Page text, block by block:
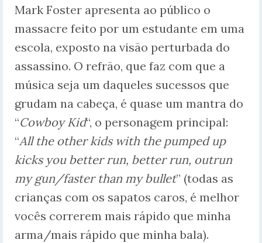
Mark Foster apresenta ao público o
massacre feito por um estudante em uma
escola, exposto na visão perturbada do
assassino. O refrão, que faz com que a
música seja um daqueles sucessos que
grudam na cabeça, é quase um mantra do
“Cowboy Kid“, o personagem principal:
“All the other kids with the pumped up
kicks you better run, better run, outrun
my gun/faster than my bullet” (todas as
crianças com os sapatos caros, é melhor
vocês correrem mais rápido que minha
arma/mais rápido que minha bala).